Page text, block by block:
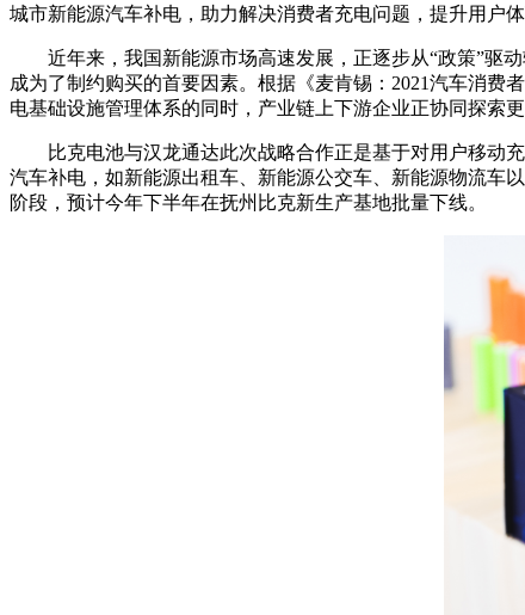
城市新能源汽车补电，助力解决消费者充电问题，提升用户
近年来，我国新能源市场高速发展，正逐步从“政策”驱
成为了制约购买的首要因素。根据《麦肯锡：2021汽车消费
电基础设施管理体系的同时，产业链上下游企业正协同探索
比克电池与汉龙通达此次战略合作正是基于对用户移动
汽车补电，如新能源出租车、新能源公交车、新能源物流车
阶段，预计今年下半年在抚州比克新生产基地批量下线。